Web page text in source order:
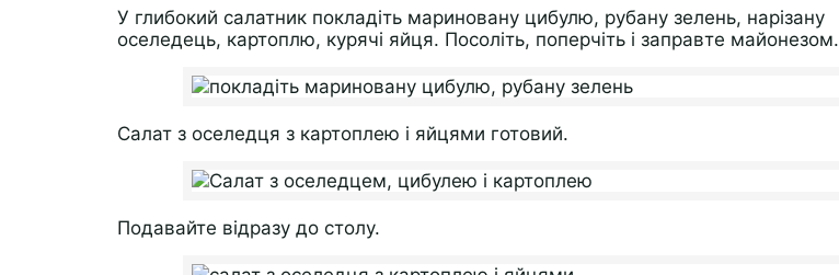
У глибокий салатник покладіть мариновану цибулю, рубану зелень, нарізану
оселедець, картоплю, курячі яйця. Посоліть, поперчіть і заправте майонезом.
Салат з оселедця з картоплею і яйцями готовий.
Подавайте відразу до столу.